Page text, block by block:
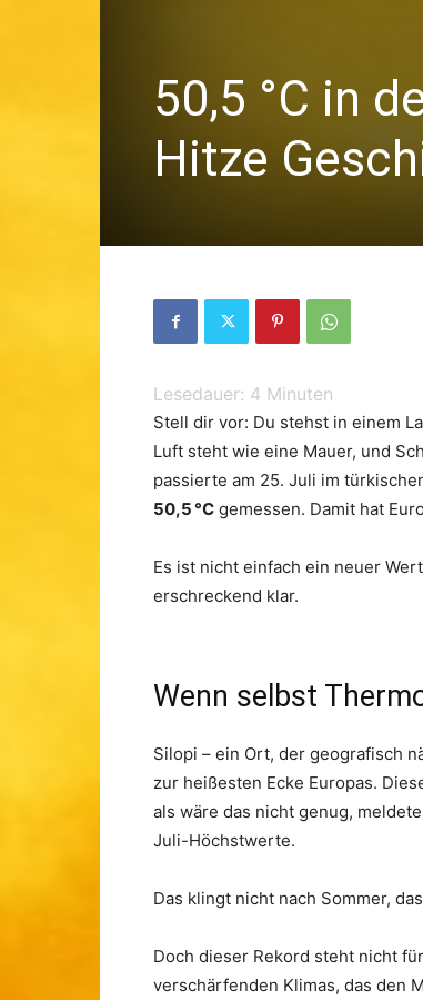
50,5 °C in
Hitze
Lesedauer: 4 Minuten
Stell dir vor: Du stehst in einem
Luft steht wie eine Mauer, und
passierte am 25. Juli im
50,5 °C gemessen. Damit hat
Es ist nicht einfach ein neuer
erschreckend klar.
Wenn selbst
Silopi – ein Ort, der geografisch
zur heißesten Ecke Europas.
als wäre das nicht genug,
Juli-Höchstwerte.
Das klingt nicht nach Sommer,
Doch dieser Rekord steht nicht
verschärfenden Klimas, das den